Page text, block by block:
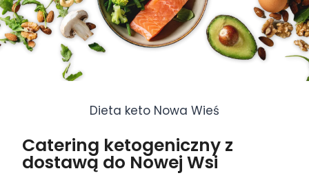
Dieta keto Nowa Wieś
Catering ketogeniczny z
dostawą do Nowej Wsi